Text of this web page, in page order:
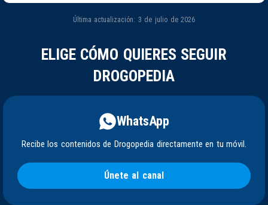
Última actualización: 3 de julio de 2026
ELIGE CÓMO QUIERES SEGUIR
DROGOPEDIA
WhatsApp
Recibe los contenidos de Drogopedia directamente en tu móvil.
Únete al canal